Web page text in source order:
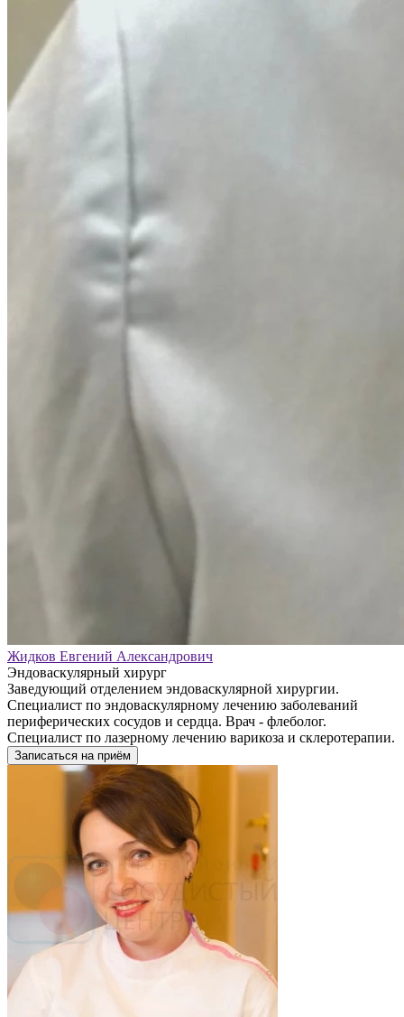
Жидков Евгений Александрович
Эндоваскулярный хирург
Заведующий отделением эндоваскулярной хирургии.
Специалист по эндоваскулярному лечению заболеваний
периферических сосудов и сердца. Врач - флеболог.
Специалист по лазерному лечению варикоза и склеротерапии.
Записаться на приём